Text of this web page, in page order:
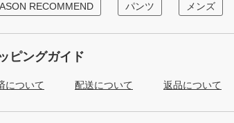
RECOMMEND パンツ メンズ
ピングガイド
について 配送について 返品について